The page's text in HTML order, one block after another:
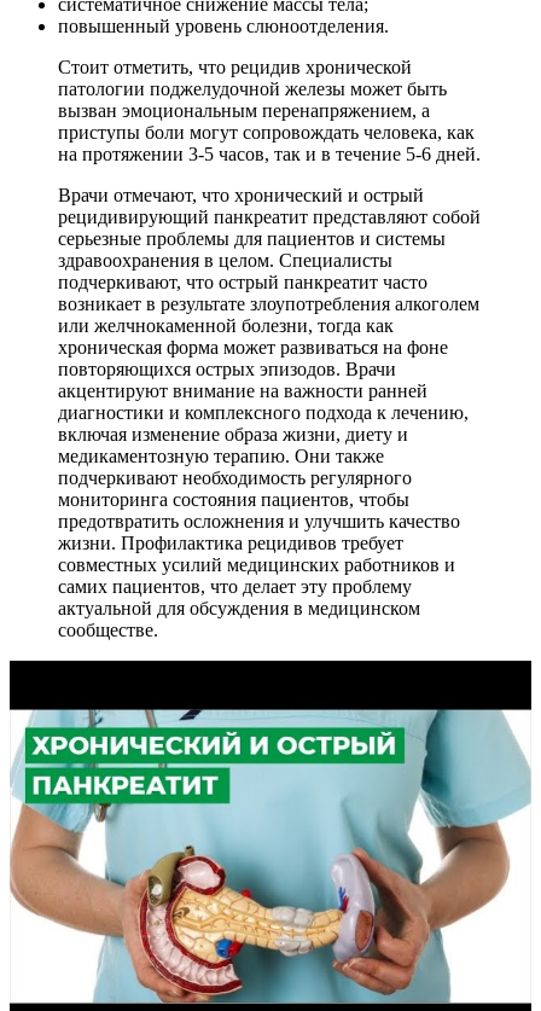
повышенный уровень слюноотделения.
Стоит отметить, что рецидив хронической
патологии поджелудочной железы может быть
вызван эмоциональным перенапряжением, а
приступы боли могут сопровождать человека, как
на протяжении 3-5 часов, так и в течение 5-6 дней.
Врачи отмечают, что хронический и острый
рецидивирующий панкреатит представляют собой
серьезные проблемы для пациентов и системы
здравоохранения в целом. Специалисты
подчеркивают, что острый панкреатит часто
возникает в результате злоупотребления алкоголем
или желчнокаменной болезни, тогда как
хроническая форма может развиваться на фоне
повторяющихся острых эпизодов. Врачи
акцентируют внимание на важности ранней
диагностики и комплексного подхода к лечению,
включая изменение образа жизни, диету и
медикаментозную терапию. Они также
подчеркивают необходимость регулярного
мониторинга состояния пациентов, чтобы
предотвратить осложнения и улучшить качество
жизни. Профилактика рецидивов требует
совместных усилий медицинских работников и
самих пациентов, что делает эту проблему
актуальной для обсуждения в медицинском
сообществе.